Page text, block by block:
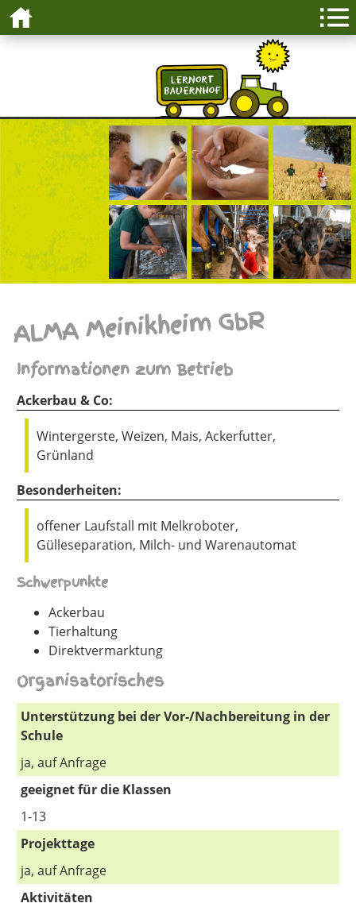
ALMA Meinikheim GbR
Informationen zum Betrieb
Ackerbau & Co:
Wintergerste, Weizen, Mais, Ackerfutter,
Grünland
Besonderheiten:
offener Laufstall mit Melkroboter,
Gülleseparation, Milch- und Warenautomat
Schwerpunkte
Ackerbau
Tierhaltung
Direktvermarktung
Organisatorisches
Unterstützung bei der Vor-/Nachbereitung in der
Schule
ja, auf Anfrage
geeignet für die Klassen
1-13
Projekttage
ja, auf Anfrage
Aktivitäten